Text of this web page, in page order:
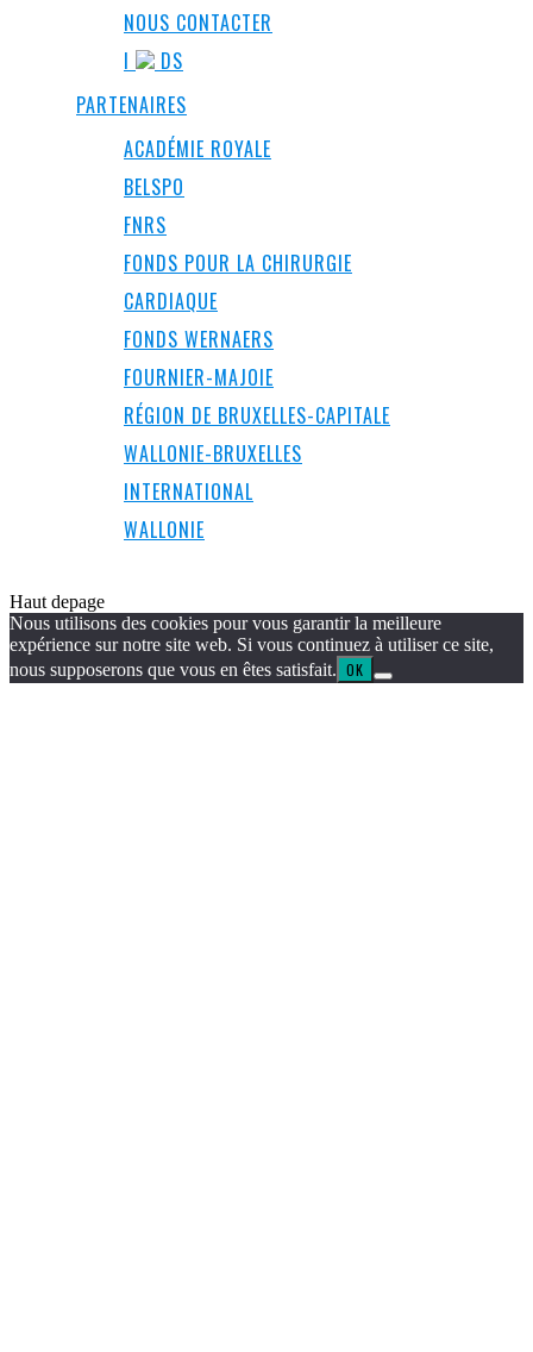
NOUS CONTACTER
I
DS
PARTENAIRES
ACADÉMIE ROYALE
BELSPO
FNRS
FONDS POUR LA CHIRURGIE
CARDIAQUE
FONDS WERNAERS
FOURNIER-MAJOIE
RÉGION DE BRUXELLES-CAPITALE
WALLONIE-BRUXELLES
INTERNATIONAL
WALLONIE
Haut depage
Nous utilisons des cookies pour vous garantir la meilleure
expérience sur notre site web. Si vous continuez à utiliser ce site,
nous supposerons que vous en êtes satisfait. OK